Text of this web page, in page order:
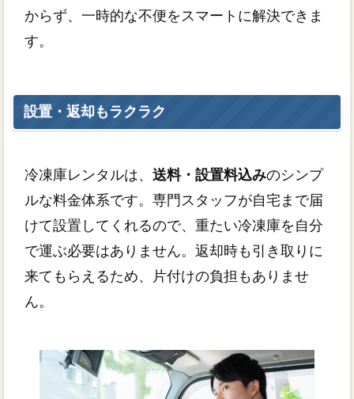
からず、一時的な不便をスマートに解決できま
す。
設置・返却もラクラク
冷凍庫レンタルは、 送料・設置料込みのシンプ
ルな料金体系です。専門スタッフが自宅まで届
けて設置してくれるので、重たい冷凍庫を自分
で運ぶ必要はありません。返却時も引き取りに
来てもらえるため、片付けの負担もありませ
ん。